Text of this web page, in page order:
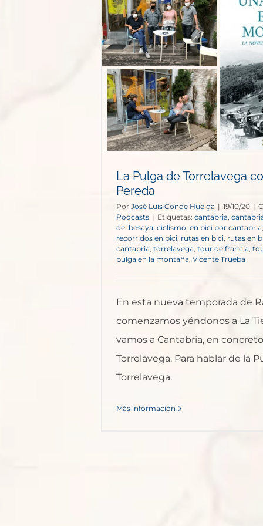
La Pulga de Torrelavega
Pereda
Por José Luis Conde Huelga | 19/10/20 |
Podcasts | Etiquetas: cantabria,
del besaya, ciclismo, en bici por cantabria
recorridos en bici, rutas en bici, rutas en
cantabria, torrelavega, tour de francia,
pulga en la montaña, Vicente Trueba
En esta nueva temporada de
comenzamos yéndonos a La
vamos a Cantabria, en
Torrelavega. Para hablar de la
Torrelavega.
Más información